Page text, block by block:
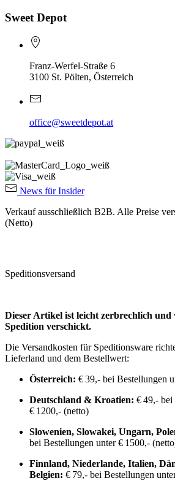
Sweet Depot
Franz-Werfel-Straße 6
3100 St. Pölten, Österreich
office@sweetdepot.at
News für Insider
Verkauf ausschließlich B2B. Alle Preise
(Netto)
Speditionsversand
Dieser Artikel ist leicht zerbrechlich
Spedition verschickt.
Die Versandkosten für Speditionsware
Lieferland und dem Bestellwert:
Österreich: € 39,- bei Bestellungen
Deutschland & Kroatien: € 49,- bei
€ 1200,- (netto)
Slowenien, Slowakei, Ungarn,
bei Bestellungen unter € 1500,-
Finnland, Niederlande, Italien,
Belgien: € 79,- bei Bestellungen